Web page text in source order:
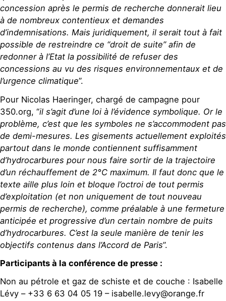
concession après le permis de recherche donnerait lieu
à de nombreux contentieux et demandes
d’indemnisations. Mais juridiquement, il serait tout à fait
possible de restreindre ce “droit de suite” afin de
redonner à l’Etat la possibilité de refuser des
concessions au vu des risques environnementaux et de
l’urgence climatique”.
Pour Nicolas Haeringer, chargé de campagne pour
350.org, “il s’agit d’une loi à l’évidence symbolique. Or le
problème, c’est que les symboles ne s’accommodent pas
de demi-mesures. Les gisements actuellement exploités
partout dans le monde contiennent suffisamment
d’hydrocarbures pour nous faire sortir de la trajectoire
d’un réchauffement de 2°C maximum. Il faut donc que le
texte aille plus loin et bloque l’octroi de tout permis
d’exploitation (et non uniquement de tout nouveau
permis de recherche), comme préalable à une fermeture
anticipée et progressive d’un certain nombre de puits
d’hydrocarbures. C’est la seule manière de tenir les
objectifs contenus dans l’Accord de Paris”.
Participants à la conférence de presse :
Non au pétrole et gaz de schiste et de couche : Isabelle
Lévy – +33 6 63 04 05 19 – isabelle.levy@orange.fr